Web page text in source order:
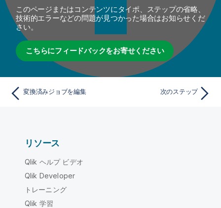
このページまたはコンテンツにタイポ、ステップの省略、
技術的エラーなどの問題が見つかった場合はお知らせくだ
さい。
こちらにフィードバックをお寄せください
変換済みジョブを編集 次のステップ
リソース
Qlik ヘルプ ビデオ
Qlik Developer
トレーニング
Qlik 学習